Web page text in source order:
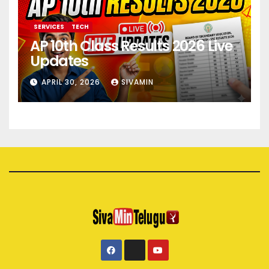
SERVICES TECH
AP 10th Class Results 2026 Live
Updates
APRIL 30, 2026 SIVAMIN